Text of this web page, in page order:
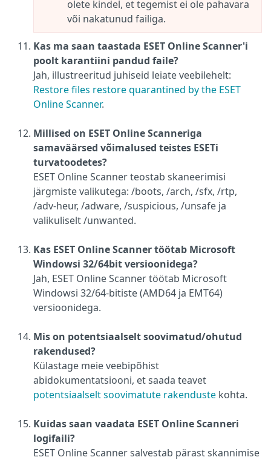
olete kindel, et tegemist ei ole pahavara
või nakatunud failiga.
Kas ma saan taastada ESET Online Scanner'i
poolt karantiini pandud faile?
Jah, illustreeritud juhiseid leiate veebilehelt:
Restore files restore quarantined by the ESET
Online Scanner.
Millised on ESET Online Scanneriga
samaväärsed võimalused teistes ESETi
turvatoodetes?
ESET Online Scanner teostab skaneerimisi
järgmiste valikutega: /boots, /arch, /sfx, /rtp,
/adv-heur, /adware, /suspicious, /unsafe ja
valikuliselt /unwanted.
Kas ESET Online Scanner töötab Microsoft
Windowsi 32/64bit versioonidega?
Jah, ESET Online Scanner töötab Microsoft
Windowsi 32/64-bitiste (AMD64 ja EMT64)
versioonidega.
Mis on potentsiaalselt soovimatud/ohutud
rakendused?
Külastage meie veebipõhist
abidokumentatsiooni, et saada teavet
potentsiaalselt soovimatute rakenduste kohta.
Kuidas saan vaadata ESET Online Scanneri
logifaili?
ESET Online Scanner salvestab pärast skannimise